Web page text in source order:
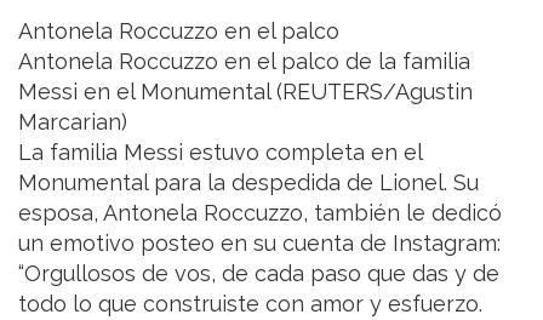
Antonela Roccuzzo en el palco
Antonela Roccuzzo en el palco de la familia
Messi en el Monumental (REUTERS/Agustin
Marcarian)
La familia Messi estuvo completa en el
Monumental para la despedida de Lionel. Su
esposa, Antonela Roccuzzo, también le dedicó
un emotivo posteo en su cuenta de Instagram:
“Orgullosos de vos, de cada paso que das y de
todo lo que construiste con amor y esfuerzo.